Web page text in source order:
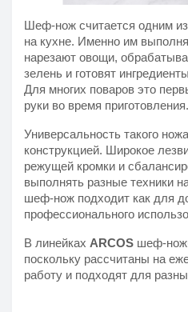
Шеф-нож считается одним
на кухне. Именно им
нарезают овощи,
зелень и готовят
Для многих поваров это
руки во время приготовления.
Универсальность такого
конструкцией. Широкое
режущей кромки и
выполнять разные техники
шеф-нож подходит как для
профессионального
В линейках ARCOS шеф-
поскольку рассчитаны на
работу и подходят для